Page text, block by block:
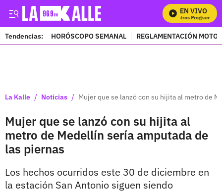
EN VIVO
Tendencias: HORÓSCOPO SEMANAL REGLAMENTACIÓN
La Kalle / Noticias / Mujer que se lanzó con su hijita al metro de
Mujer que se lanzó con su hijita al
metro de Medellín sería amputada de
las piernas
Los hechos ocurridos este 30 de diciembre en
la estación San Antonio siguen siendo